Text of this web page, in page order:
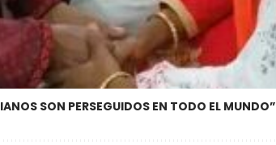
SON PERSEGUIDOS EN TODO EL MUNDO”